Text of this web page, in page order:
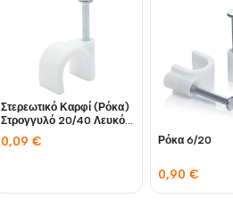
Στερεωτικό Καρφί (Ρόκα)
Στρογγυλό 20/40 Λευκό
0,09 € Ρόκα 6/20
0,90€